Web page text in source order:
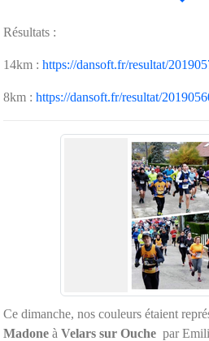
Résultats :
14km : https://dansoft.fr/resultat/
8km : https://dansoft.fr/resultat/
Ce dimanche, nos couleurs étaient
Madone à Velars sur Ouche par